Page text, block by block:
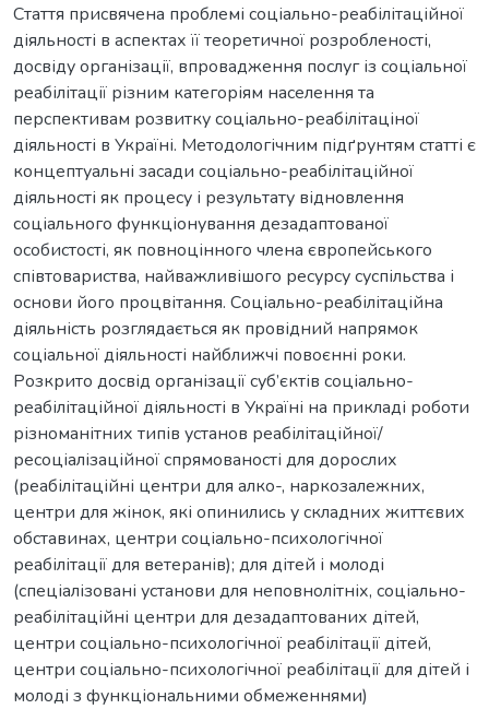
Стаття присвячена проблемі соціально-реабілітаційної
діяльності в аспектах її теоретичної розробленості,
досвіду організації, впровадження послуг із соціальної
реабілітації різним категоріям населення та
перспективам розвитку соціально-реабілітаціної
діяльності в Україні. Методологічним підґрунтям статті є
концептуальні засади соціально-реабілітаційної
діяльності як процесу і результату відновлення
соціального функціонування дезадаптованої
особистості, як повноцінного члена європейського
співтовариства, найважливішого ресурсу суспільства і
основи його процвітання. Соціально-реабілітаційна
діяльність розглядається як провідний напрямок
соціальної діяльності найближчі повоєнні роки.
Розкрито досвід організації суб’єктів соціально-
реабілітаційної діяльності в Україні на прикладі роботи
різноманітних типів установ реабілітаційної/
ресоціалізаційної спрямованості для дорослих
(реабілітаційні центри для алко-, наркозалежних,
центри для жінок, які опинились у складних життєвих
обставинах, центри соціально-психологічної
реабілітації для ветеранів); для дітей і молоді
(спеціалізовані установи для неповнолітніх, соціально-
реабілітаційні центри для дезадаптованих дітей,
центри соціально-психологічної реабілітації дітей,
центри соціально-психологічної реабілітації для дітей і
молоді з функціональними обмеженнями)